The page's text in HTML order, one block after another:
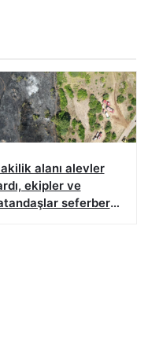
alanı alevler
ekipler ve
seferber